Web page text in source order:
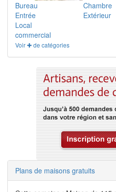
Bureau Chambre
Entrée
Extérieur
Local
commercial
Voir ✚ de catégories
Plans de maisons gratuits